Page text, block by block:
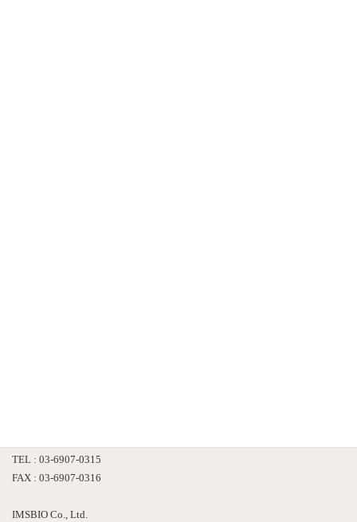
TEL : 03-6907-0315
FAX : 03-6907-0316
IMSBIO Co., Ltd.